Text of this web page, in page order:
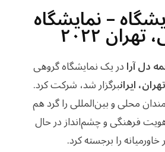
– نمایشگاه۲۰۲۲
دل آرادر یک نمایشگاه گروهی
تهران، ایرانبرگزار شد، شرکت کرد.
محلی و بین‌المللی را گرد هم
فرهنگی و چشم‌انداز در حال
را برجسته کرد.